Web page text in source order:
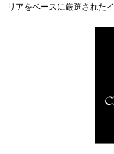
リアをベースに厳選された